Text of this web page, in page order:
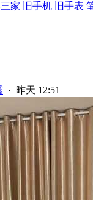
家 旧手机 旧手表
· 昨天 12:51